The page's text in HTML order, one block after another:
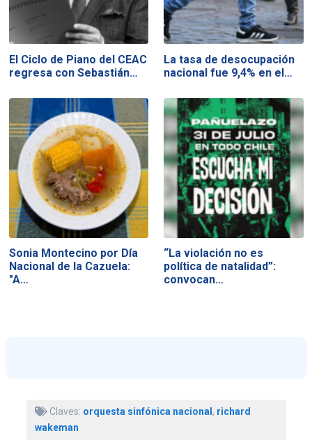
El Ciclo de Piano del CEAC
regresa con Sebastián…
La tasa de desocupación
nacional fue 9,4% en el…
Sonia Montecino por Día
Nacional de la Cazuela:
"A…
“La violación no es
política de natalidad”:
convocan…
Claves: orquesta sinfónica nacional, richard
wakeman